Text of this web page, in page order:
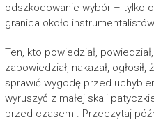
odszkodowanie wybór – tylko
granica około instrumentalistów
Ten, kto powiedział,
zapowiedział, nakazał,
sprawić wygodę przed
wyruszyć z małej skali
przed czasem . Przeczytaj